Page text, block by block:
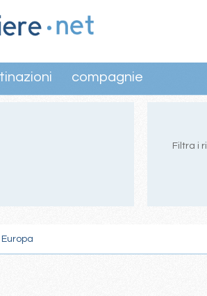
compagnie
Filtra i